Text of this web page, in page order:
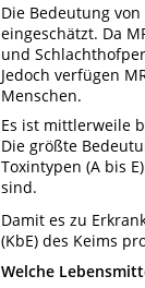
Die Bedeutung
eingeschätzt. Da
und
Jedoch verfügen
Menschen.
Es ist mittlerweile
Die größte
Toxintypen (A bis
sind.
Damit es zu
(KbE) des Keims
Welche